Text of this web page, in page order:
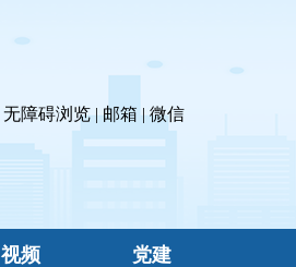
无障碍浏览|邮箱 |微信
视频 党建